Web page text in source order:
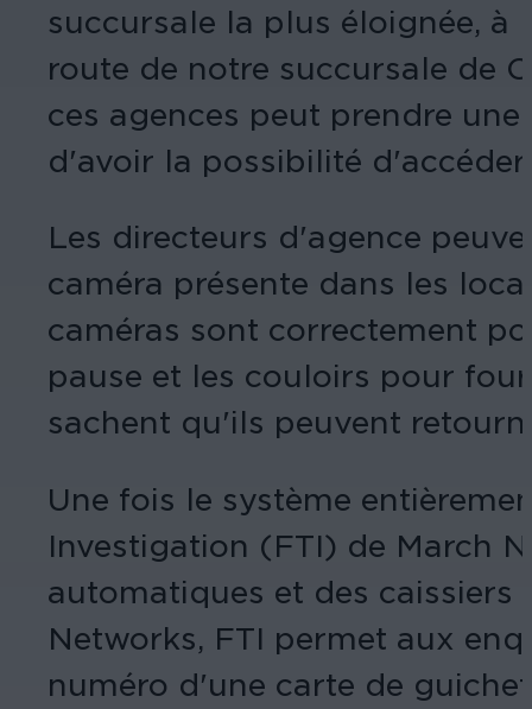
succursale la plus éloignée, à
route de notre succursale de
ces agences peut prendre
d'avoir la possibilité
Les directeurs d'agence
caméra présente dans les
caméras sont correctement
pause et les couloirs pour
sachent qu'ils peuvent
Une fois le système
Investigation (FTI) de March
automatiques et des
Networks, FTI permet aux
numéro d'une carte de